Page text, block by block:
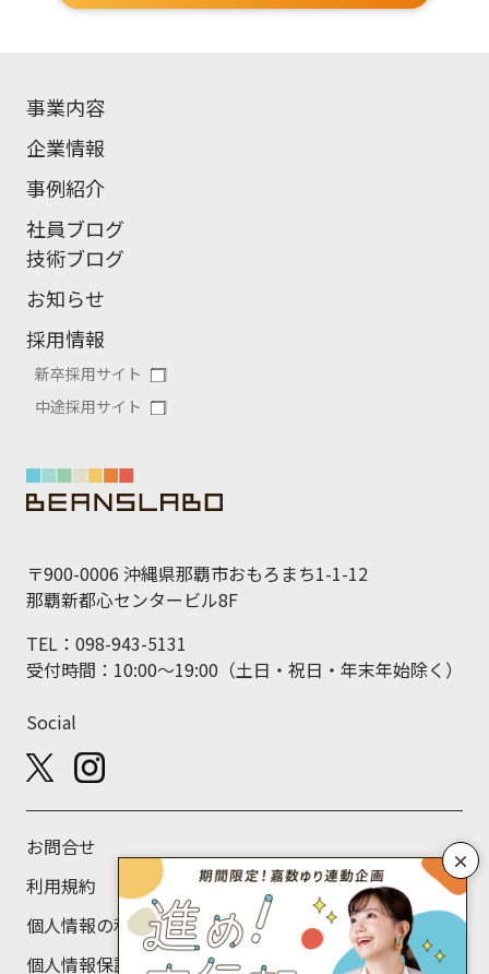
×
事業内容
企業情報
事例紹介
社員ブログ
技術ブログ
お知らせ
採用情報
新卒採用サイト
中途採用サイト
〒900-0006 沖縄県那覇市おもろまち1-1-12
那覇新都心センタービル8F
TEL：098-943-5131
受付時間：10:00～19:00（土日・祝日・年末年始除く）
Social
お問合せ
利用規約
個人情報の利用目的について
個人情報保護方針